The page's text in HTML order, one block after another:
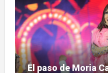
El paso de Moria